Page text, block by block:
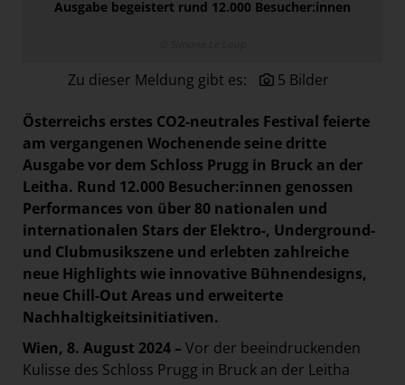
Paradies Garten
The Hoxton
Unibail-Rodamco-Westfield
Vöslauer
NMK
MEDIA
KONTAKT
Ausgabe begeistert rund 12.000 Besucher:innen
Zu dieser Meldung gibt es: 5 Bilder
Österreichs erstes CO2-neutrales Festival feierte
am vergangenen Wochenende seine dritte
Ausgabe vor dem Schloss Prugg in Bruck an der
Leitha. Rund 12.000 Besucher:innen genossen
Performances von über 80 nationalen und
internationalen Stars der Elektro-, Underground-
und Clubmusikszene und erlebten zahlreiche
neue Highlights wie innovative Bühnendesigns,
neue Chill-Out Areas und erweiterte
Nachhaltigkeitsinitiativen.
Wien, 8. August 2024 – Vor der beeindruckenden
Kulisse des Schloss Prugg in Bruck an der Leitha